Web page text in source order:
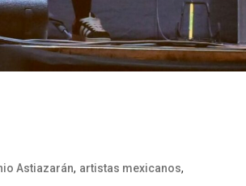
Astiazarán, artistas mexicanos,